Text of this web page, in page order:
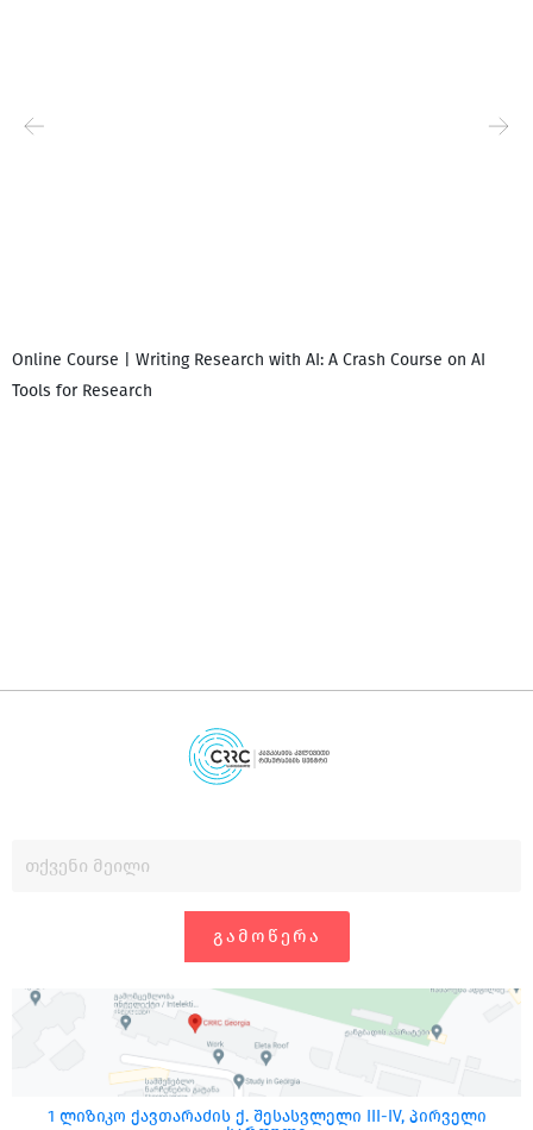
Online Course | Writing Research with AI: A Crash Course on AI
Tools for Research
ᲒᲐᲛᲝᲬᲔᲠᲐ
1 ლიზიკო ქავთარაძის ქ. შესასვლელი III-IV, პირველი